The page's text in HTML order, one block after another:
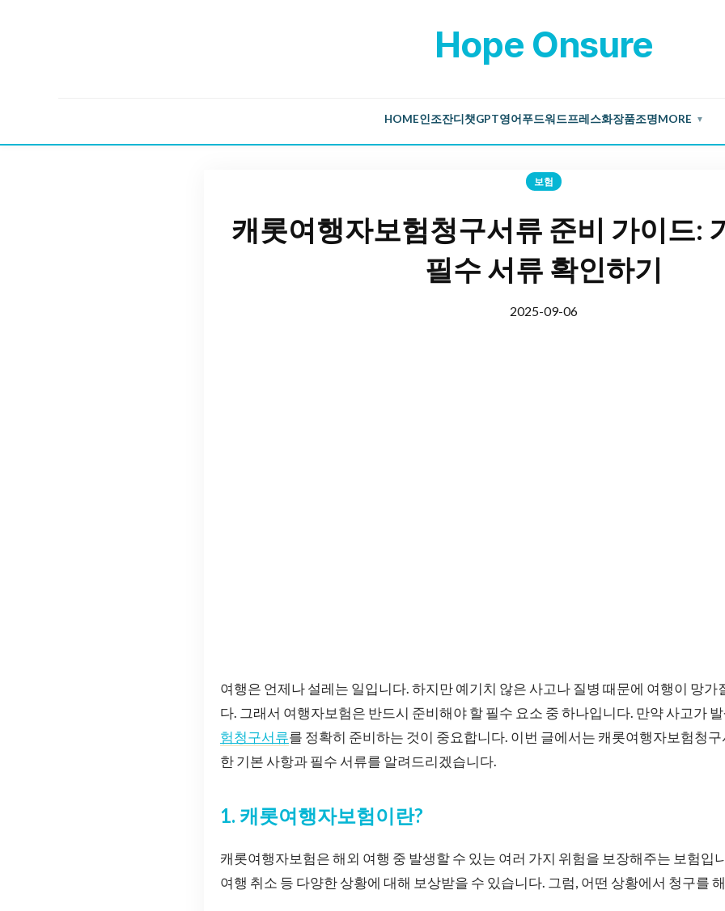
Hope Onsure
HOME인조잔디 챗GPT영어 푸드워드프레스화장품조명MORE ▼
보험
캐롯여행자보험청구서류 준비 가이드:
필수 서류 확인하기
2025-09-06
여행은 언제나 설레는 일입니다. 하지만 예기치 않은 사고나 질병 때문에 여행이 망가
다. 그래서 여행자보험은 반드시 준비해야 할 필수 요소 중 하나입니다. 만약 사고가
험청구서류를 정확히 준비하는 것이 중요합니다. 이번 글에서는 캐롯여행자보험청
한 기본 사항과 필수 서류를 알려드리겠습니다.
1. 캐롯여행자보험이란?
캐롯여행자보험은 해외 여행 중 발생할 수 있는 여러 가지 위험을 보장해주는 보험입
여행 취소 등 다양한 상황에 대해 보상받을 수 있습니다. 그럼, 어떤 상황에서 청구를